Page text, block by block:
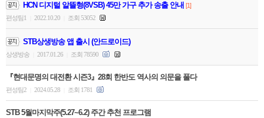
HCN 디지털 알뜰형(8VSB) 45만 가구 추가 송출 안내 [1]
편성팀1
2022.10.20 조회 53052
STB상생방송 앱 출시 (안드로이드)
상생방송 2017.01.26 조회 78590
『현대문명의 대전환 시즌3』28회 한반도 역사의 의문을 풀다
편성팀2 2024.05.28 조회 1781
STB 5월마지막주(5.27~6.2) 주간 추천 프로그램